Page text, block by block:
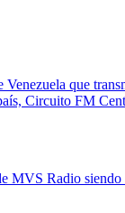
que
Circuito FM
MVS Radio siendo